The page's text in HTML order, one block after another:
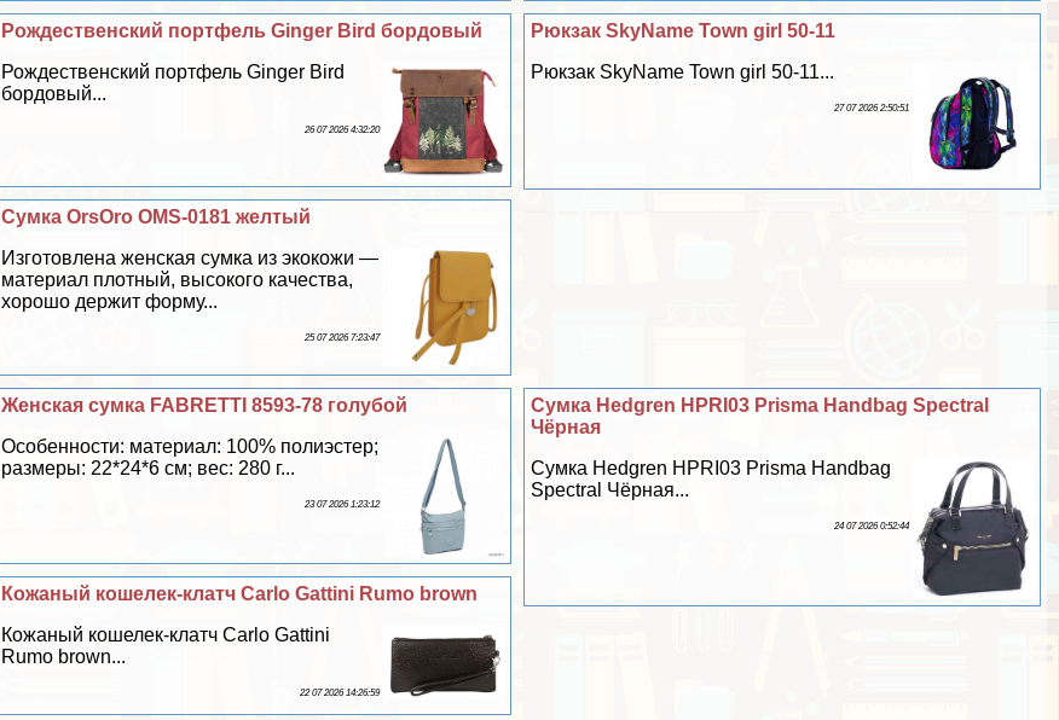
Рюкзак SkyName Town girl 50-11
Рюкзак SkyName Town girl 50-11...
27 07 2026 2:50:51
Рождественский портфель Ginger Bird бордовый
Рождественский портфель Ginger Bird
бордовый...
26 07 2026 4:32:20
Сумка OrsOro OMS-0181 желтый
Изготовлена женская сумка из экокожи —
материал плотный, высокого качества,
хорошо держит форму...
25 07 2026 7:23:47
Сумка Hedgren HPRI03 Prisma Handbag Spectral
Чёрная
Сумка Hedgren HPRI03 Prisma Handbag
Spectral Чёрная...
24 07 2026 0:52:44
Женская сумка FABRETTI 8593-78 гoлyбой
Особенности: материал: 100% полиэстер;
размеры: 22*24*6 см; вес: 280 г...
23 07 2026 1:23:12
Кожаный кошелек-клатч Carlo Gattini Rumo brown
Кожаный кошелек-клатч Carlo Gattini
Rumo brown...
22 07 2026 14:26:59